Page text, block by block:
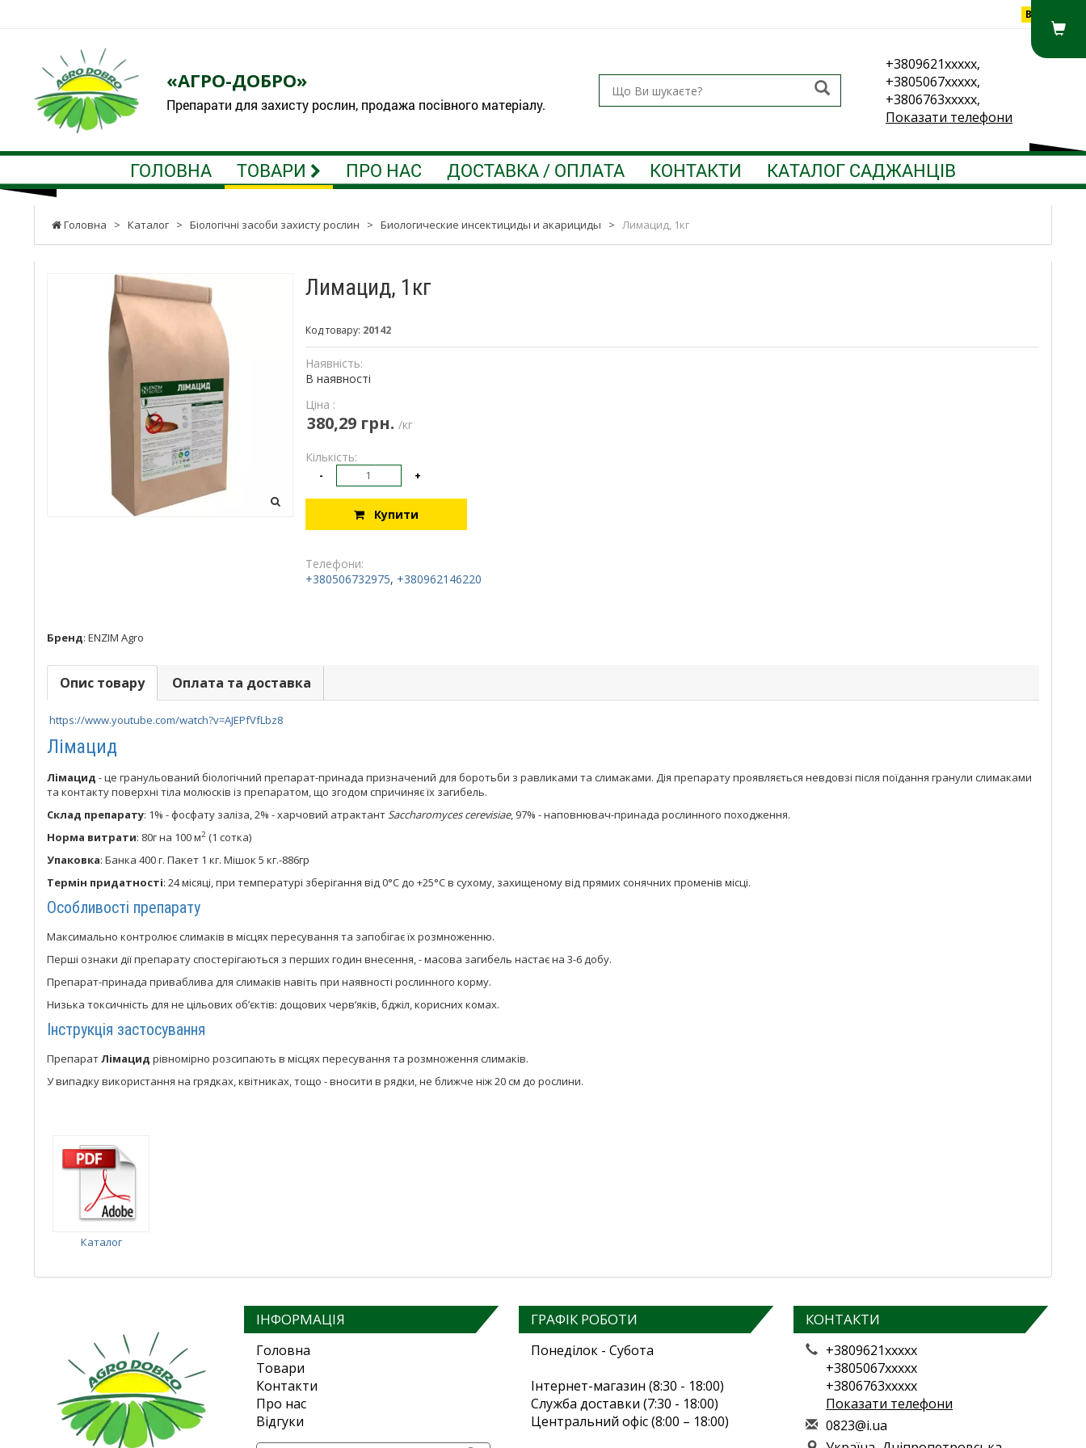
Вхід
«АГРО-ДОБРО»
Препарати для захисту рослин, продажа посівного матеріалу.
+3809621xxxxx,
+3805067xxxxx,
+3806763xxxxx,
Показати телефони
ГОЛОВНА ТОВАРИ ПРО НАС ДОСТАВКА / ОПЛАТА КОНТАКТИ КАТАЛОГ САДЖАНЦІВ
Головна > Каталог > Біологічні засоби захисту рослин > Биологические инсектициды и акарициды > Лимацид, 1кг
Лимацид, 1кг
Код товару: 20142
Наявність:
В наявності
Ціна :
380,29 грн. /кг
Кількість:
- +
Купити
Телефони:
+380506732975, +380962146220
Бренд: ENZIM Agro
Опис товару Оплата та доставка
https://www.youtube.com/watch?v=AJEPfVfLbz8
Лімацид
Лімацид - це гранульований біологічний препарат-принада призначений для боротьби з равликами та слимаками. Дія препарату проявляється невдовзі після поїдання гранули слимаками
та контакту поверхні тіла молюсків із препаратом, що згодом спричиняє їх загибель.
Склад препарату: 1% - фосфату заліза, 2% - харчовий атрактантSaccharomyces cerevisiae, 97% - наповнювач-принада рослинного походження.
Норма витрати: 80г на 100 м2 (1 сотка)
Упаковка: Банка 400 г. Пакет 1 кг. Мішок 5 кг.-886гр
Термін придатності: 24 місяці, при температурі зберігання від 0°С до +25°С в сухому, захищеному від прямих сонячних променів місці.
Особливості препарату
Максимально контролює слимаків в місцях пересування та запобігає їх розмноженню.
Перші ознаки дії препарату спостерігаються з перших годин внесення, - масова загибель настає на 3-6 добу.
Препарат-принада приваблива для слимаків навіть при наявності рослинного корму.
Низька токсичність для не цільових об’єктів: дощових черв’яків, бджіл, корисних комах.
Інструкція застосування
ПрепаратЛімацид рівномірно розсипають в місцях пересування та розмноження слимаків.
У випадку використання на грядках, квітниках, тощо - вносити в рядки, не ближче ніж 20 см до рослини.
Каталог
ІНФОРМАЦІЯ
Головна
Товари
Контакти
Про нас
Відгуки
ГРАФІК РОБОТИ
Понеділок - Субота
Інтернет-магазин (8:30 - 18:00)
Служба доставки (7:30 - 18:00)
Центральний офіс (8:00 – 18:00)
КОНТАКТИ
+3809621xxxxx
+3805067xxxxx
+3806763xxxxx
Показати телефони
0823@i.ua